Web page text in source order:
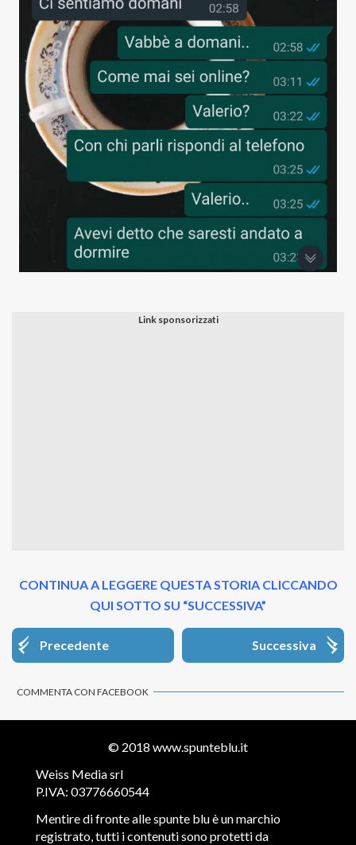
CONTINUA A LEGGERE QUESTA STORIA CLICCANDO
QUI SOTTO SU “SUCCESSIVA”
Precedente Successiva
COMMENTA CON FACEBOOK
© 2018 www.spunteblu.it
Weiss Media srl
P.IVA: 03776660544
Mentire di fronte alle spunte blu è un marchio
registrato, tutti i contenuti sono protetti da